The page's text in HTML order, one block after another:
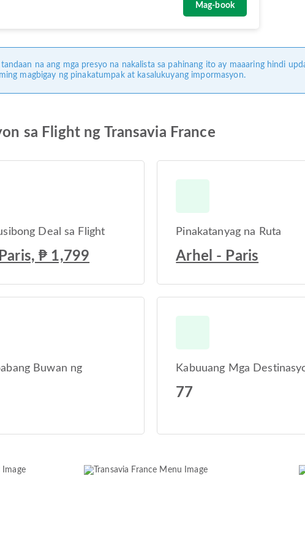
Mag-book
na ang mga presyo na nakalista sa pahinang ito ay maaaring hindi
magbigay ng pinakatumpak at kasalukuyang impormasyon.
sa Flight ng Transavia France
Deal sa Flight
₱ 1,799
Pinakatanyag na Ruta
Arhel - Paris
Buwan ng
Kabuuang Mga
77